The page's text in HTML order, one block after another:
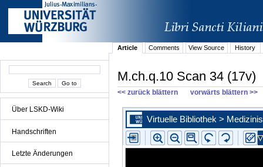
Über LSKD-Wiki
Handschriften
Letzte Änderungen
Article Comments View Source History
M.ch.q.10 Scan 34 (17v)
<< zurück blättern vorwärts blättern >>